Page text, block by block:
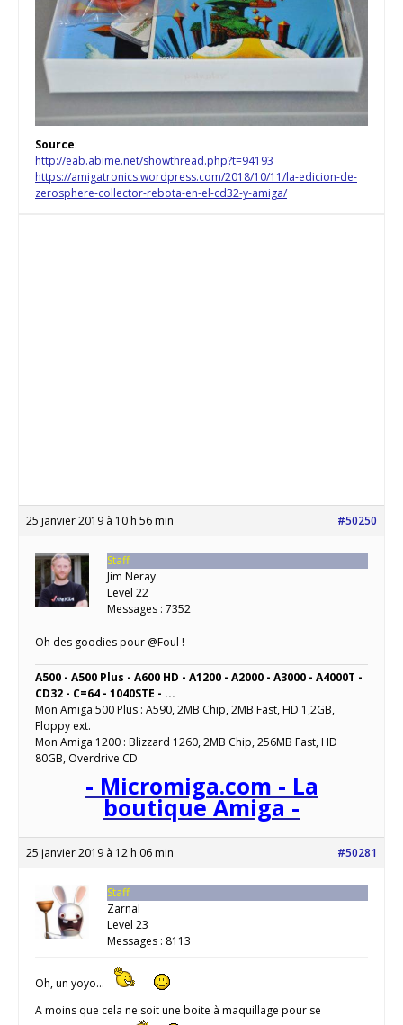
Source:
http://eab.abime.net/showthread.php?t=94193
https://amigatronics.wordpress.com/2018/10/11/la-edicion-de-
zerosphere-collector-rebota-en-el-cd32-y-amiga/
25 janvier 2019 à 10 h 56 min #50250
Staff
Jim Neray
Level 22
Messages : 7352
Oh des goodies pour @Foul !
A500 - A500 Plus - A600 HD - A1200 - A2000 - A3000 - A4000T -
CD32 - C=64 - 1040STE - ...
Mon Amiga 500 Plus : A590, 2MB Chip, 2MB Fast, HD 1,2GB,
Floppy ext.
Mon Amiga 1200 : Blizzard 1260, 2MB Chip, 256MB Fast, HD
80GB, Overdrive CD
- Micromiga.com - La
boutique Amiga -
25 janvier 2019 à 12 h 06 min #50281
Staff
Zarnal
Level 23
Messages : 8113
Oh, un yoyo…
A moins que cela ne soit une boite à maquillage pour se